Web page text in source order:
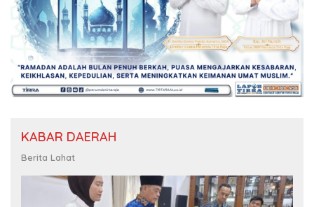
KABAR DAERAH
Berita Lahat